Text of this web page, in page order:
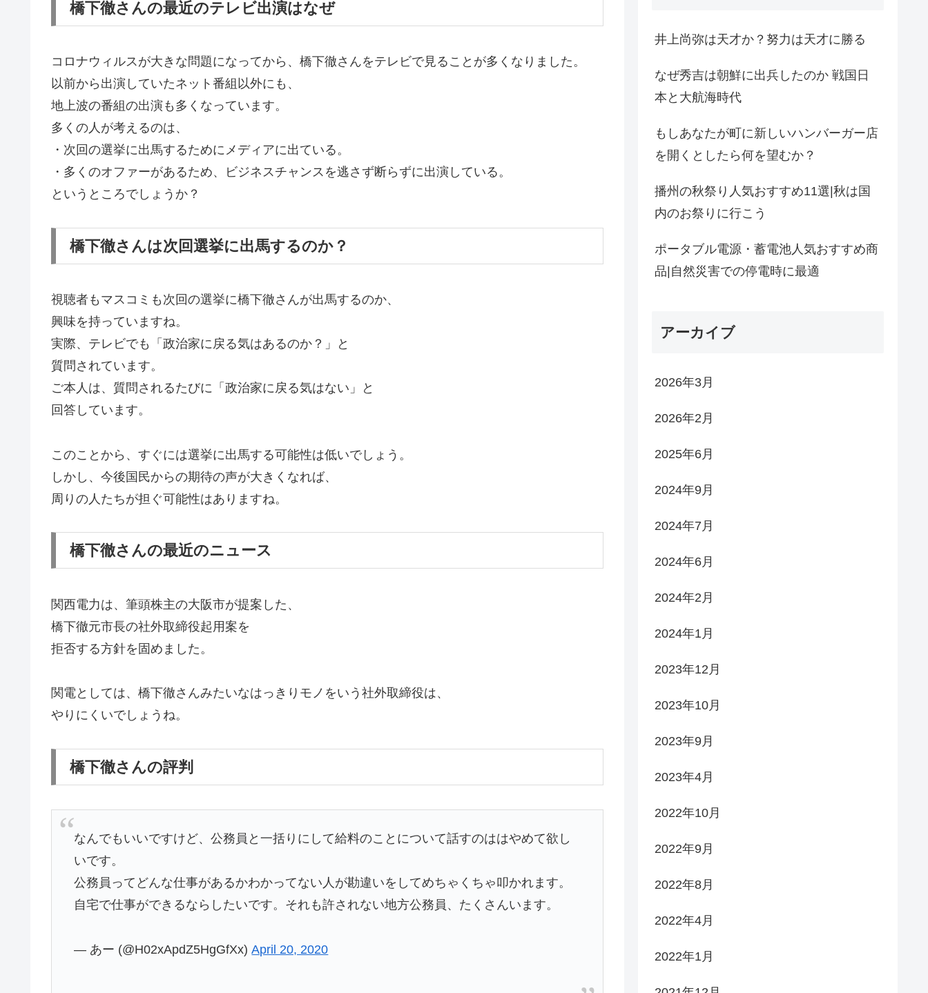
橋下徹さんの最近のテレビ出演はなぜ
コロナウィルスが大きな問題になってから、橋下徹さんをテレビで見ることが多くなりました。
以前から出演していたネット番組以外にも、
地上波の番組の出演も多くなっています。
多くの人が考えるのは、
・次回の選挙に出馬するためにメディアに出ている。
・多くのオファーがあるため、ビジネスチャンスを逃さず断らずに出演している。
というところでしょうか？
橋下徹さんは次回選挙に出馬するのか？
視聴者もマスコミも次回の選挙に橋下徹さんが出馬するのか、
興味を持っていますね。
実際、テレビでも「政治家に戻る気はあるのか？」と
質問されています。
ご本人は、質問されるたびに「政治家に戻る気はない」と
回答しています。
このことから、すぐには選挙に出馬する可能性は低いでしょう。
しかし、今後国民からの期待の声が大きくなれば、
周りの人たちが担ぐ可能性はありますね。
橋下徹さんの最近のニュース
関西電力は、筆頭株主の大阪市が提案した、
橋下徹元市長の社外取締役起用案を
拒否する方針を固めました。
関電としては、橋下徹さんみたいなはっきりモノをいう社外取締役は、
やりにくいでしょうね。
橋下徹さんの評判
なんでもいいですけど、公務員と一括りにして給料のことについて話すのははやめて欲し
いです。
公務員ってどんな仕事があるかわかってない人が勘違いをしてめちゃくちゃ叩かれます。
自宅で仕事ができるならしたいです。それも許されない地方公務員、たくさんいます。
— あー (@H02xApdZ5HgGfXx)April 20, 2020
井上尚弥は天才か？努力は天才に勝る
なぜ秀吉は朝鮮に出兵したのか 戦国日
本と大航海時代
もしあなたが町に新しいハンバーガー店
を開くとしたら何を望むか？
播州の秋祭り人気おすすめ11選|秋は国
内のお祭りに行こう
ポータブル電源・蓄電池人気おすすめ商
品|自然災害での停電時に最適
アーカイブ
2026年3月
2026年2月
2025年6月
2024年9月
2024年7月
2024年6月
2024年2月
2024年1月
2023年12月
2023年10月
2023年9月
2023年4月
2022年10月
2022年9月
2022年8月
2022年4月
2022年1月